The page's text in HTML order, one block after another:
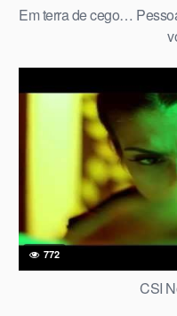
Em terra de cego…
772
CSI